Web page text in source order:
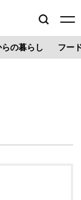
の暮らし フー